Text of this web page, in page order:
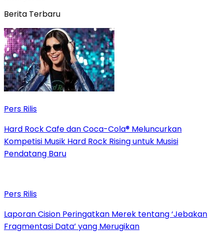
Berita Terbaru
Pers Rilis
Hard Rock Cafe dan Coca-Cola® Meluncurkan
Kompetisi Musik Hard Rock Rising untuk Musisi
Pendatang Baru
Pers Rilis
Laporan Cision Peringatkan Merek tentang ‘Jebakan
Fragmentasi Data’ yang Merugikan